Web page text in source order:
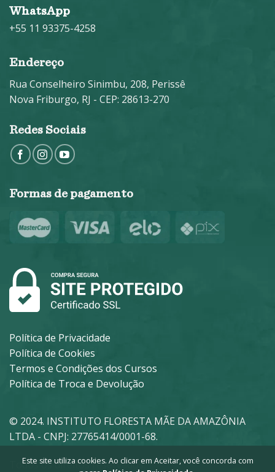
WhatsApp
+55 11 93375-4258
Endereço
Rua Conselheiro Sinimbu, 208, Perissê
Nova Friburgo, RJ - CEP: 28613-270
Redes Sociais
Formas de pagamento
© 2024. INSTITUTO FLORESTA MÃE DA AMAZÔNIA
LTDA - CNPJ: 27765414/0001-68.
Todos os direitos reservados.
Política de Privacidade
Política de Cookies
Termos e Condições dos Cursos
Política de Troca e Devolução
Este site utiliza cookies. Ao clicar em Aceitar, você concorda com